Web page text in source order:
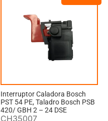
Interruptor Caladora Bosch
PST 54 PE, Taladro Bosch PSB
420/ GBH 2 – 24 DSE
CH35007